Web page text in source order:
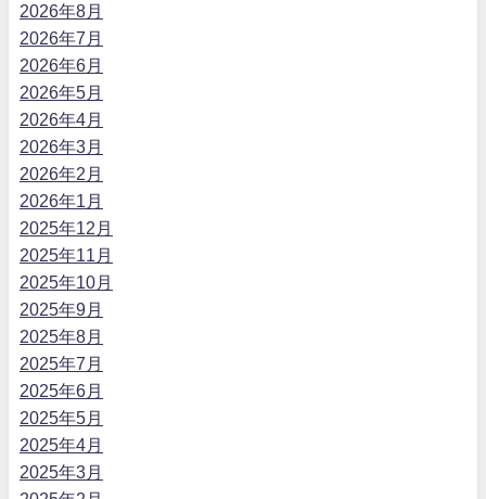
2026年8月
2026年7月
2026年6月
2026年5月
2026年4月
2026年3月
2026年2月
2026年1月
2025年12月
2025年11月
2025年10月
2025年9月
2025年8月
2025年7月
2025年6月
2025年5月
2025年4月
2025年3月